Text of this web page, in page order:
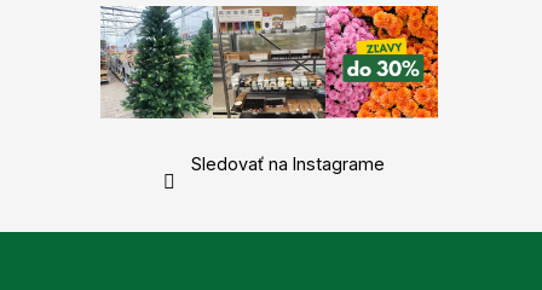
Sledovať na Instagrame